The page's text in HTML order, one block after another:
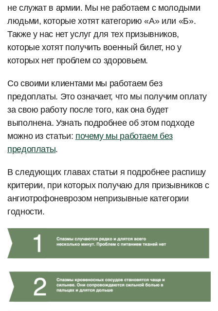
не служат в армии. Мы не работаем с молодыми
людьми, которые хотят категорию «А» или «Б».
Также у нас нет услуг для тех призывников,
которые хотят получить военный билет, но у
которых нет проблем со здоровьем.
Со своими клиентами мы работаем без
предоплаты. Это означает, что мы получим оплату
за свою работу после того, как она будет
выполнена. Узнать подробнее об этом подходе
можно из статьи: почему мы работаем без
предоплаты.
В следующих главах статьи я подробнее распишу
критерии, при которых получаю для призывников с
ангиотрофоневрозом непризывные категории
годности.